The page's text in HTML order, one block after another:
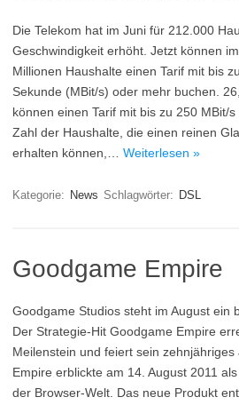
Die Telekom hat im Juni für 212.000
Geschwindigkeit erhöht. Jetzt können
Millionen Haushalte einen Tarif mit bis
Sekunde (MBit/s) oder mehr buchen.
können einen Tarif mit bis zu 250 MBit/
Zahl der Haushalte, die einen reinen
erhalten können,… Weiterlesen »
Kategorie: News Schlagwörter: DSL
Goodgame Empire
Goodgame Studios steht im August ein
Der Strategie-Hit Goodgame Empire
Meilenstein und feiert sein
Empire erblickte am 14. August 2011
der Browser-Welt. Das neue Produkt